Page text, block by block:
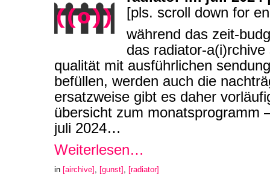
[pls. scroll down for
während das zeit-
das radiator-
qualität mit ausführlichen
befüllen, werden auch die
ersatzweise gibt es daher
übersicht zum monatsprogramm
juli 2024…
Weiterlesen…
in [airchive] [gunst] [radiator]